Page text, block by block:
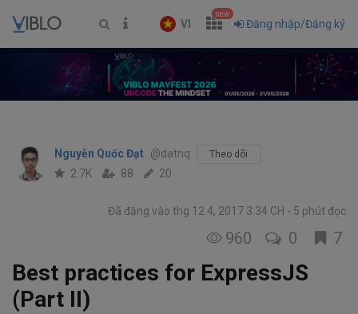
VI
new
Đăng nhập/Đăng ký
Nguyễn Quốc Đạt @datnq Theo dõi
2.7K 88 20
Đã đăng vào thg 12 4, 2017 3:34 CH 5 phút đọc
960 0 7
Best practices for ExpressJS
(Part II)